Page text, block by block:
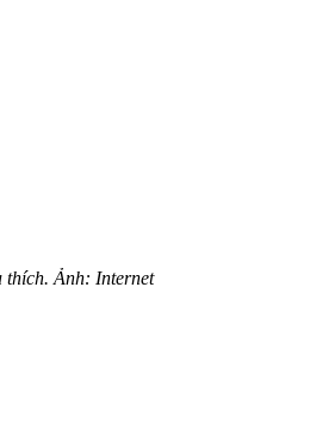
thích. Ảnh: Internet